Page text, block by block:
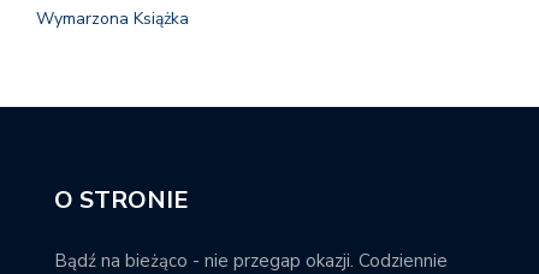
Wymarzona Książka
O STRONIE
Bądź na bieżąco - nie przegap okazji. Codziennie